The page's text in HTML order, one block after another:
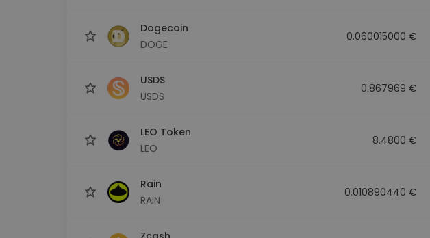
Dogecoin
DOGE
0.060015000 €
USDS
USDS
0.867969 €
LEO Token
LEO
8.4800 €
Rain
RAIN
0.010890440 €